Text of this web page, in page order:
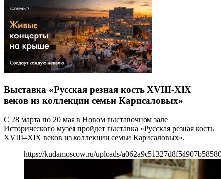
Выставка «Русская резная кость XVIII-XIX
веков из коллекции семьи Карисаловых»
С 28 марта по 20 мая в Новом выставочном зале
Исторического музея пройдет выставка «Русская резная кость
XVIII–XIX веков из коллекции семьи Карисаловых».
https://kudamoscow.ru/uploads/